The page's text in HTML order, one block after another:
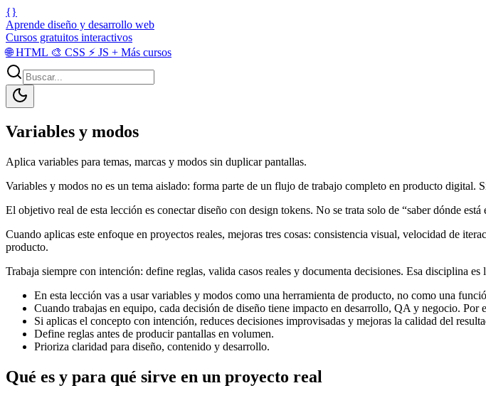
{}
Aprende diseño y desarrollo web
Cursos gratuitos interactivos
🌐HTML 🎨 CSS ⚡ JS + Más cursos
Variables y modos
Aplica variables para temas, marcas y modos sin duplicar pantallas.
Variables y modos no es un tema aislado: forma parte de un flujo de trabajo completo en producto digital.
El objetivo real de esta lección es conectar diseño con design tokens. No se trata solo de “saber dónde
Cuando aplicas este enfoque en proyectos reales, mejoras tres cosas: consistencia visual, velocidad de
producto.
Trabaja siempre con intención: define reglas, valida casos reales y documenta decisiones. Esa disciplina
En esta lección vas a usar variables y modos como una herramienta de producto, no como una
Cuando trabajas en equipo, cada decisión de diseño tiene impacto en desarrollo, QA y negocio. Por
Si aplicas el concepto con intención, reduces decisiones improvisadas y mejoras la calidad del
Define reglas antes de producir pantallas en volumen.
Prioriza claridad para diseño, contenido y desarrollo.
Qué es y para qué sirve en un proyecto real